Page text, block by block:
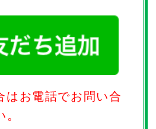
お電話でお問い合